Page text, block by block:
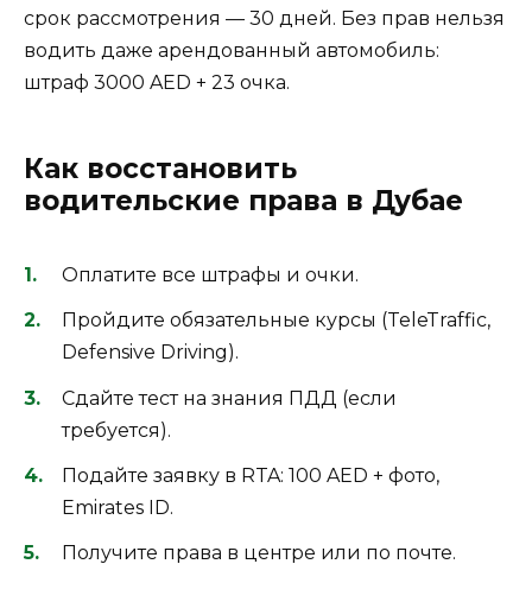
срок рассмотрения — 30 дней. Без прав нельзя
водить даже арендованный автомобиль:
штраф 3000 AED + 23 очка.
Как восстановить
водительские права в Дубае
Оплатите все штрафы и очки.
Пройдите обязательные курсы (TeleTraffic,
Defensive Driving).
Сдайте тест на знания ПДД (если
требуется).
Подайте заявку в RTA: 100 AED + фото,
Emirates ID.
Получите права в центре или по почте.